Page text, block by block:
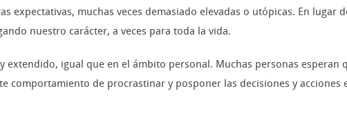
expectativas, muchas veces demasiado elevadas o utópicas. En lugar
nuestro carácter, a veces para toda la vida.
extendido, igual que en el ámbito personal. Muchas personas esperan
comportamiento de procrastinar y posponer las decisiones y acciones